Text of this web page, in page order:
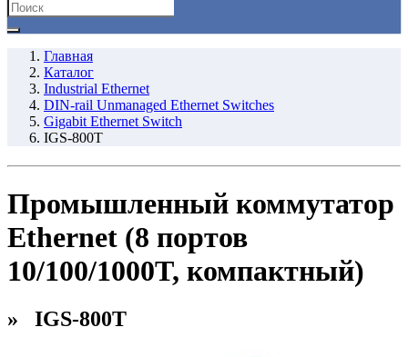
Главная
Каталог
Industrial Ethernet
DIN-rail Unmanaged Ethernet Switches
Gigabit Ethernet Switch
IGS-800T
Промышленный коммутатор
Ethernet (8 портов
10/100/1000T, компактный)
» IGS-800T